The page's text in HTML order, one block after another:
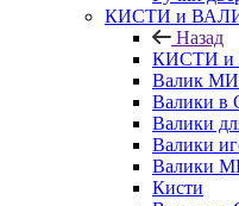
КИСТИ и
Назад
КИСТИ
Валик
Валики в
Валики
Валики
Валики
Кисти